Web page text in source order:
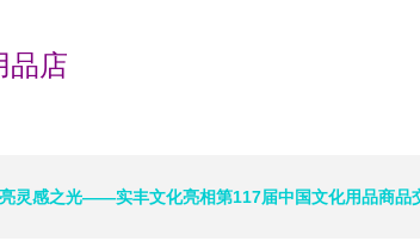
品店
灵感之光——实丰文化亮相第117届中国文化用品商品